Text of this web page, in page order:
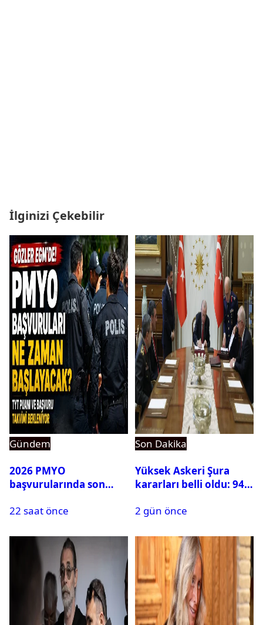
İlginizi Çekebilir
Gündem
2026 PMYO
başvurularında son
22 saat önce
Son Dakika
Yüksek Askeri Şura
kararları belli oldu: 94
2 gün önce